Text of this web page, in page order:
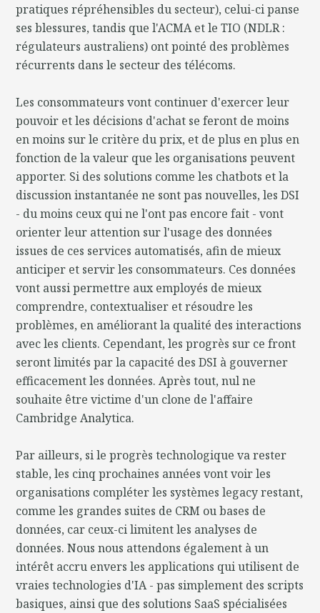
pratiques répréhensibles du secteur), celui-ci panse
ses blessures, tandis que l'ACMA et le TIO (NDLR :
régulateurs australiens) ont pointé des problèmes
récurrents dans le secteur des télécoms.
Les consommateurs vont continuer d'exercer leur
pouvoir et les décisions d'achat se feront de moins
en moins sur le critère du prix, et de plus en plus en
fonction de la valeur que les organisations peuvent
apporter. Si des solutions comme les chatbots et la
discussion instantanée ne sont pas nouvelles, les DSI
- du moins ceux qui ne l'ont pas encore fait - vont
orienter leur attention sur l'usage des données
issues de ces services automatisés, afin de mieux
anticiper et servir les consommateurs. Ces données
vont aussi permettre aux employés de mieux
comprendre, contextualiser et résoudre les
problèmes, en améliorant la qualité des interactions
avec les clients. Cependant, les progrès sur ce front
seront limités par la capacité des DSI à gouverner
efficacement les données. Après tout, nul ne
souhaite être victime d'un clone de l'affaire
Cambridge Analytica.
Par ailleurs, si le progrès technologique va rester
stable, les cinq prochaines années vont voir les
organisations compléter les systèmes legacy restant,
comme les grandes suites de CRM ou bases de
données, car ceux-ci limitent les analyses de
données. Nous nous attendons également à un
intérêt accru envers les applications qui utilisent de
vraies technologies d'IA - pas simplement des scripts
basiques, ainsi que des solutions SaaS spécialisées